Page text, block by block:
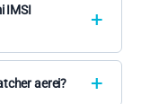
by-case la
IMSI
e assistenza
aerei?